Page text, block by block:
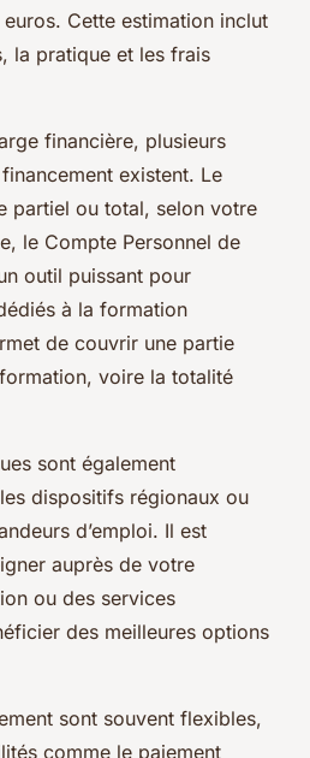
Cette estimation inclut
la pratique et les frais
financière, plusieurs
existent. Le
partiel ou total, selon votre
le Compte Personnel de
outil puissant pour
à la formation
de couvrir une partie
voire la totalité
sont également
dispositifs régionaux ou
d’emploi. Il est
auprès de votre
ou des services
des meilleures options
sont souvent flexibles,
comme le paiement